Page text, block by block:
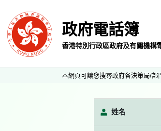
政府電話簿
香港特別行政區政府及有關機構
本網頁可讓您搜尋政府各決策局/
姓名